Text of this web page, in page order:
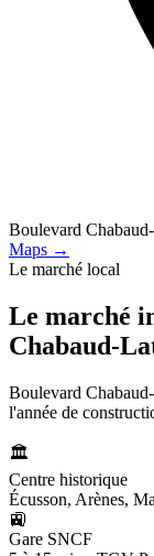
Boulevard
Maps →
Le marché local
Le marché
Chabaud-
Boulevard
l'année de
🏛️
Centre historique
Écusson, Arènes,
🚉
Gare SNCF